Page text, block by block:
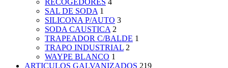
RECOGEDORES 4
SAL DE SODA 1
SILICONA P/AUTO 3
SODA CAUSTICA 2
TRAPEADOR C/BALDE 1
TRAPO INDUSTRIAL 2
WAYPE BLANCO 1
ARTICULOS GALVANIZADOS 219